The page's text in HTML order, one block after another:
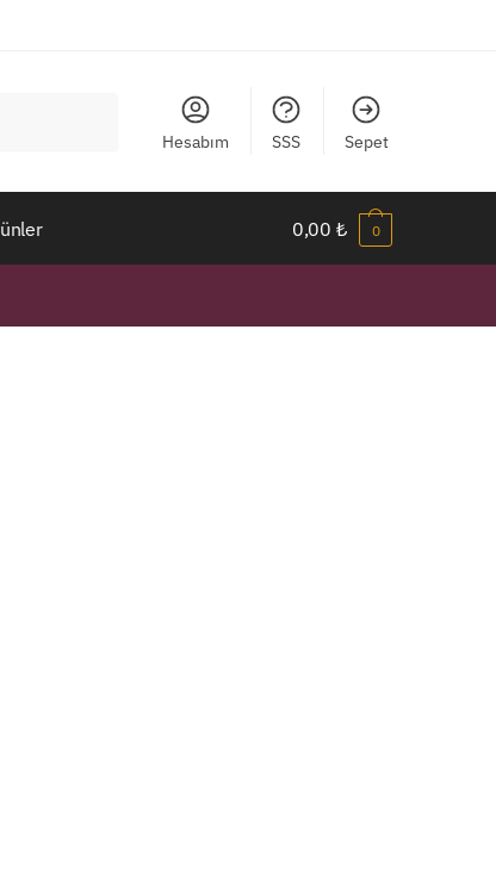
Hesabım SSS Sepet
0,00₺ 0